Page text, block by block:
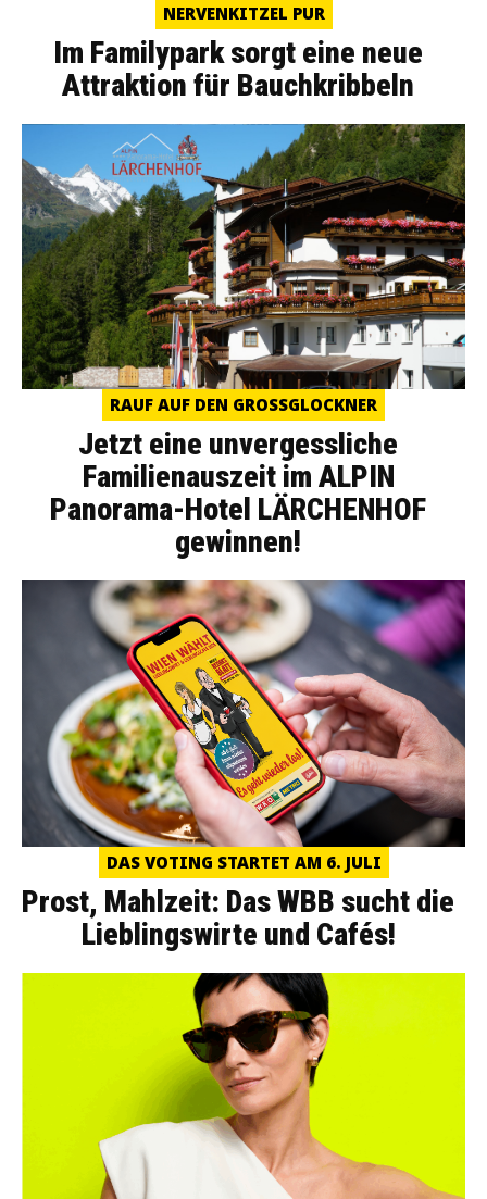
NERVENKITZEL PUR
Im Familypark sorgt eine neue
Attraktion für Bauchkribbeln
RAUF AUF DEN GROSSGLOCKNER
Jetzt eine unvergessliche
Familienauszeit im ALPIN
Panorama-Hotel LÄRCHENHOF
gewinnen!
DAS VOTING STARTET AM 6. JULI
Prost, Mahlzeit: Das WBB sucht die
Lieblingswirte und Cafés!